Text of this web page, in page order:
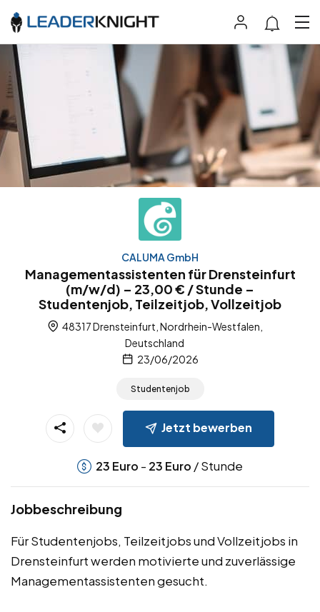
CALUMA GmbH
Managementassistenten für Drensteinfurt
(m/w/d) – 23,00 € / Stunde –
Studentenjob, Teilzeitjob, Vollzeitjob
48317 Drensteinfurt, Nordrhein-Westfalen,
Deutschland
23/06/2026
Studentenjob
Jetzt bewerben
23 Euro - 23 Euro / Stunde
Jobbeschreibung
Für Studentenjobs, Teilzeitjobs und Vollzeitjobs in
Drensteinfurt werden motivierte und zuverlässige
Managementassistenten gesucht.